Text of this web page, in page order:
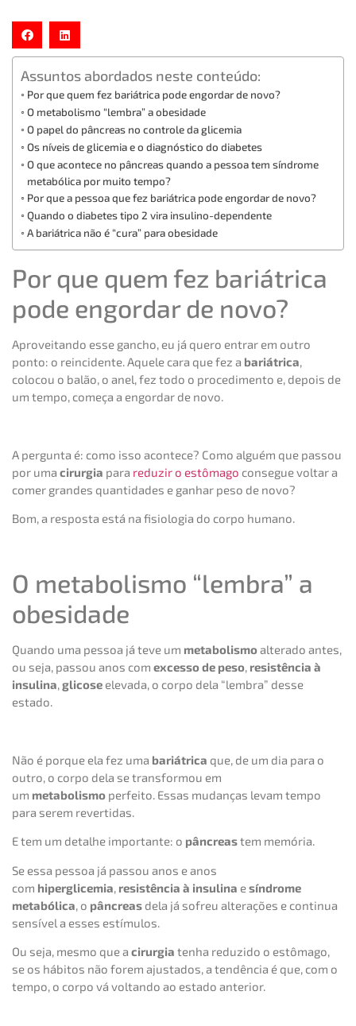
Assuntos abordados neste conteúdo:
Por que quem fez bariátrica pode engordar de novo?
O metabolismo “lembra” a obesidade
O papel do pâncreas no controle da glicemia
Os níveis de glicemia e o diagnóstico do diabetes
O que acontece no pâncreas quando a pessoa tem síndrome
metabólica por muito tempo?
Por que a pessoa que fez bariátrica pode engordar de novo?
Quando o diabetes tipo 2 vira insulino-dependente
A bariátrica não é “cura” para obesidade
Por que quem fez bariátrica
pode engordar de novo?
Aproveitando esse gancho, eu já quero entrar em outro
ponto: o reincidente. Aquele cara que fez a bariátrica,
colocou o balão, o anel, fez todo o procedimento e, depois de
um tempo, começa a engordar de novo.
A pergunta é: como isso acontece? Como alguém que passou
por uma cirurgia para reduzir o estômago consegue voltar a
comer grandes quantidades e ganhar peso de novo?
Bom, a resposta está na fisiologia do corpo humano.
O metabolismo “lembra” a
obesidade
Quando uma pessoa já teve um metabolismoalterado antes,
ou seja, passou anos com excesso de peso, resistência à
insulina,glicose elevada, o corpo dela “lembra” desse
estado.
Não é porque ela fez uma bariátrica que, de um dia para o
outro, o corpo dela se transformou em
um metabolismo perfeito. Essas mudanças levam tempo
para serem revertidas.
E tem um detalhe importante: o pâncreastem memória.
Se essa pessoa já passou anos e anos
com hiperglicemia resistência à insulina esíndrome
metabólica , o pâncreas dela já sofreu alterações e continua
sensível a esses estímulos.
Ou seja, mesmo que a cirurgia tenha reduzido o estômago,
se os hábitos não forem ajustados, a tendência é que, com o
tempo, o corpo vá voltando ao estado anterior.